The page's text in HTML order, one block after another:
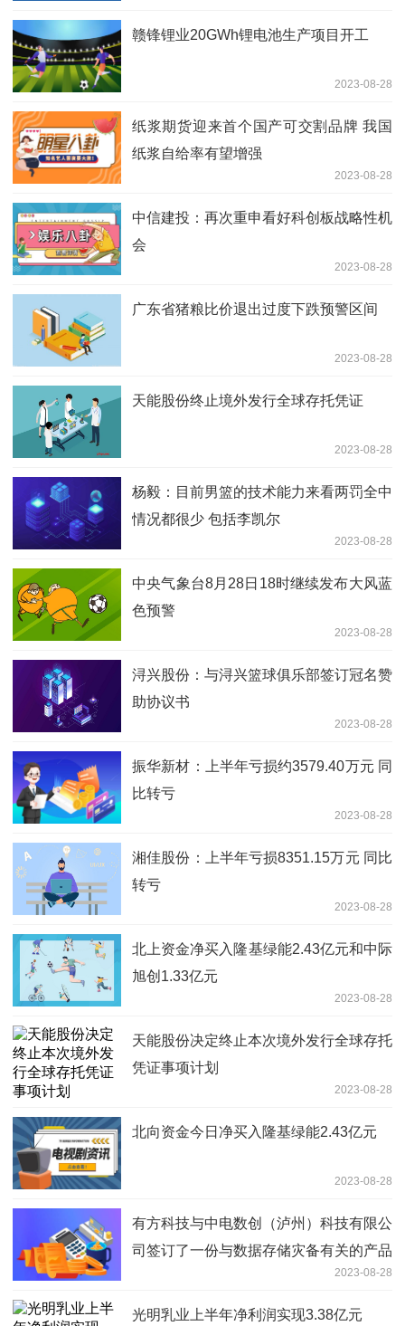
赣锋锂业20GWh锂电池生产项目开工
2023-08-28
纸浆期货迎来首个国产可交割品牌 我国
纸浆自给率有望增强
2023-08-28
中信建投：再次重申看好科创板战略性机
会
2023-08-28
广东省猪粮比价退出过度下跌预警区间
2023-08-28
天能股份终止境外发行全球存托凭证
2023-08-28
杨毅：目前男篮的技术能力来看两罚全中
情况都很少 包括李凯尔
2023-08-28
中央气象台8月28日18时继续发布大风蓝
色预警
2023-08-28
浔兴股份：与浔兴篮球俱乐部签订冠名赞
助协议书
2023-08-28
振华新材：上半年亏损约3579.40万元 同
比转亏
2023-08-28
湘佳股份：上半年亏损8351.15万元 同比
转亏
2023-08-28
北上资金净买入隆基绿能2.43亿元和中际
旭创1.33亿元
2023-08-28
天能股份决定终止本次境外发行全球存托
凭证事项计划
2023-08-28
北向资金今日净买入隆基绿能2.43亿元
2023-08-28
有方科技与中电数创（泸州）科技有限公
司签订了一份与数据存储灾备有关的产品
2023-08-28
光明乳业上半年净利润实现3.38亿元